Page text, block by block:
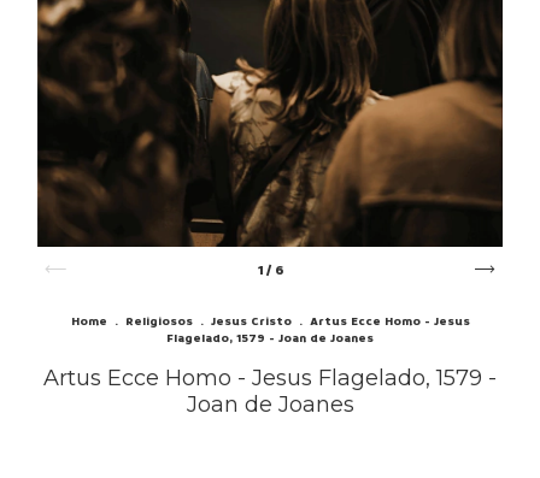
1/6
Home . Religiosos . Jesus Cristo . Artus Ecce Homo - Jesus
Flagelado, 1579 - Joan de Joanes
Artus Ecce Homo - Jesus Flagelado, 1579 -
Joan de Joanes